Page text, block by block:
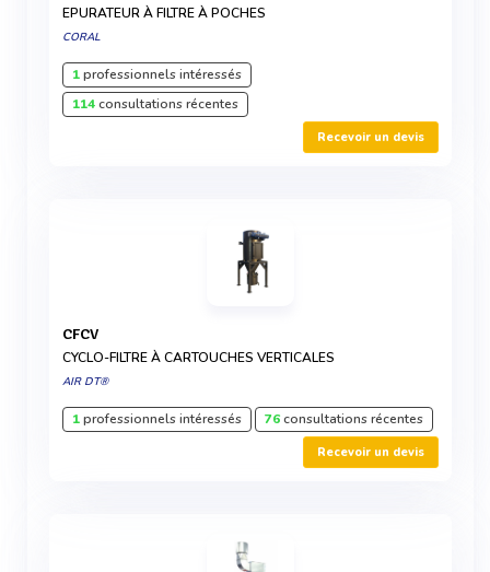
EPURATEUR À FILTRE À POCHES
CORAL
1professionnels intéressés
114consultations récentes
Recevoir un devis
CFCV
CYCLO-FILTRE À CARTOUCHES VERTICALES
AIR DT®
1professionnels intéressés 76consultations récentes
Recevoir un devis